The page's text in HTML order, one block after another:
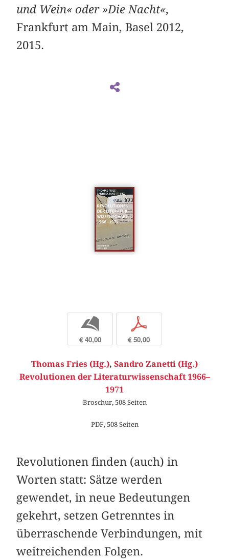
und Wein« oder »Die Nacht«,
Frankfurt am Main, Basel 2012,
2015.
b
€ 40,00
p
€ 50,00
Thomas Fries (Hg.), Sandro Zanetti (Hg.)
Revolutionen der Literaturwissenschaft 1966–
1971
Broschur, 508 Seiten
PDF, 508 Seiten
Revolutionen finden (auch) in
Worten statt: Sätze werden
gewendet, in neue Bedeutungen
gekehrt, setzen Getrenntes in
überraschende Verbindungen, mit
weitreichenden Folgen.